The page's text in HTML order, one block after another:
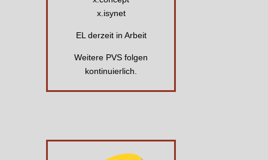
x.isynet
EL derzeit in Arbeit
Weitere PVS folgen
kontinuierlich.